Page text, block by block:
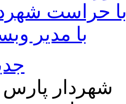
حراست
با مدیر